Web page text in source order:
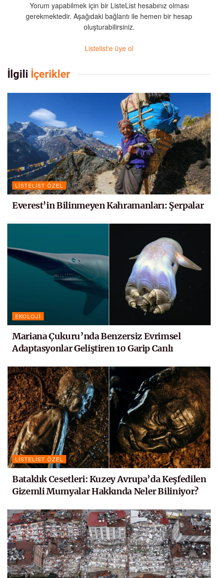
Yorum yapabilmek için bir ListeList hesabınız olması
gerekmektedir. Aşağıdaki bağlantı ile hemen bir hesap
oluşturabilirsiniz.
Listelist'e üye ol
İlgili İçerikler
LISTELIST ÖZEL
Everest’in Bilinmeyen Kahramanları: Şerpalar
EKOLOJI
Mariana Çukuru’nda Benzersiz Evrimsel
Adaptasyonlar Geliştiren 10 Garip Canlı
LISTELIST ÖZEL
Bataklık Cesetleri: Kuzey Avrupa’da Keşfedilen
Gizemli Mumyalar Hakkında Neler Biliniyor?